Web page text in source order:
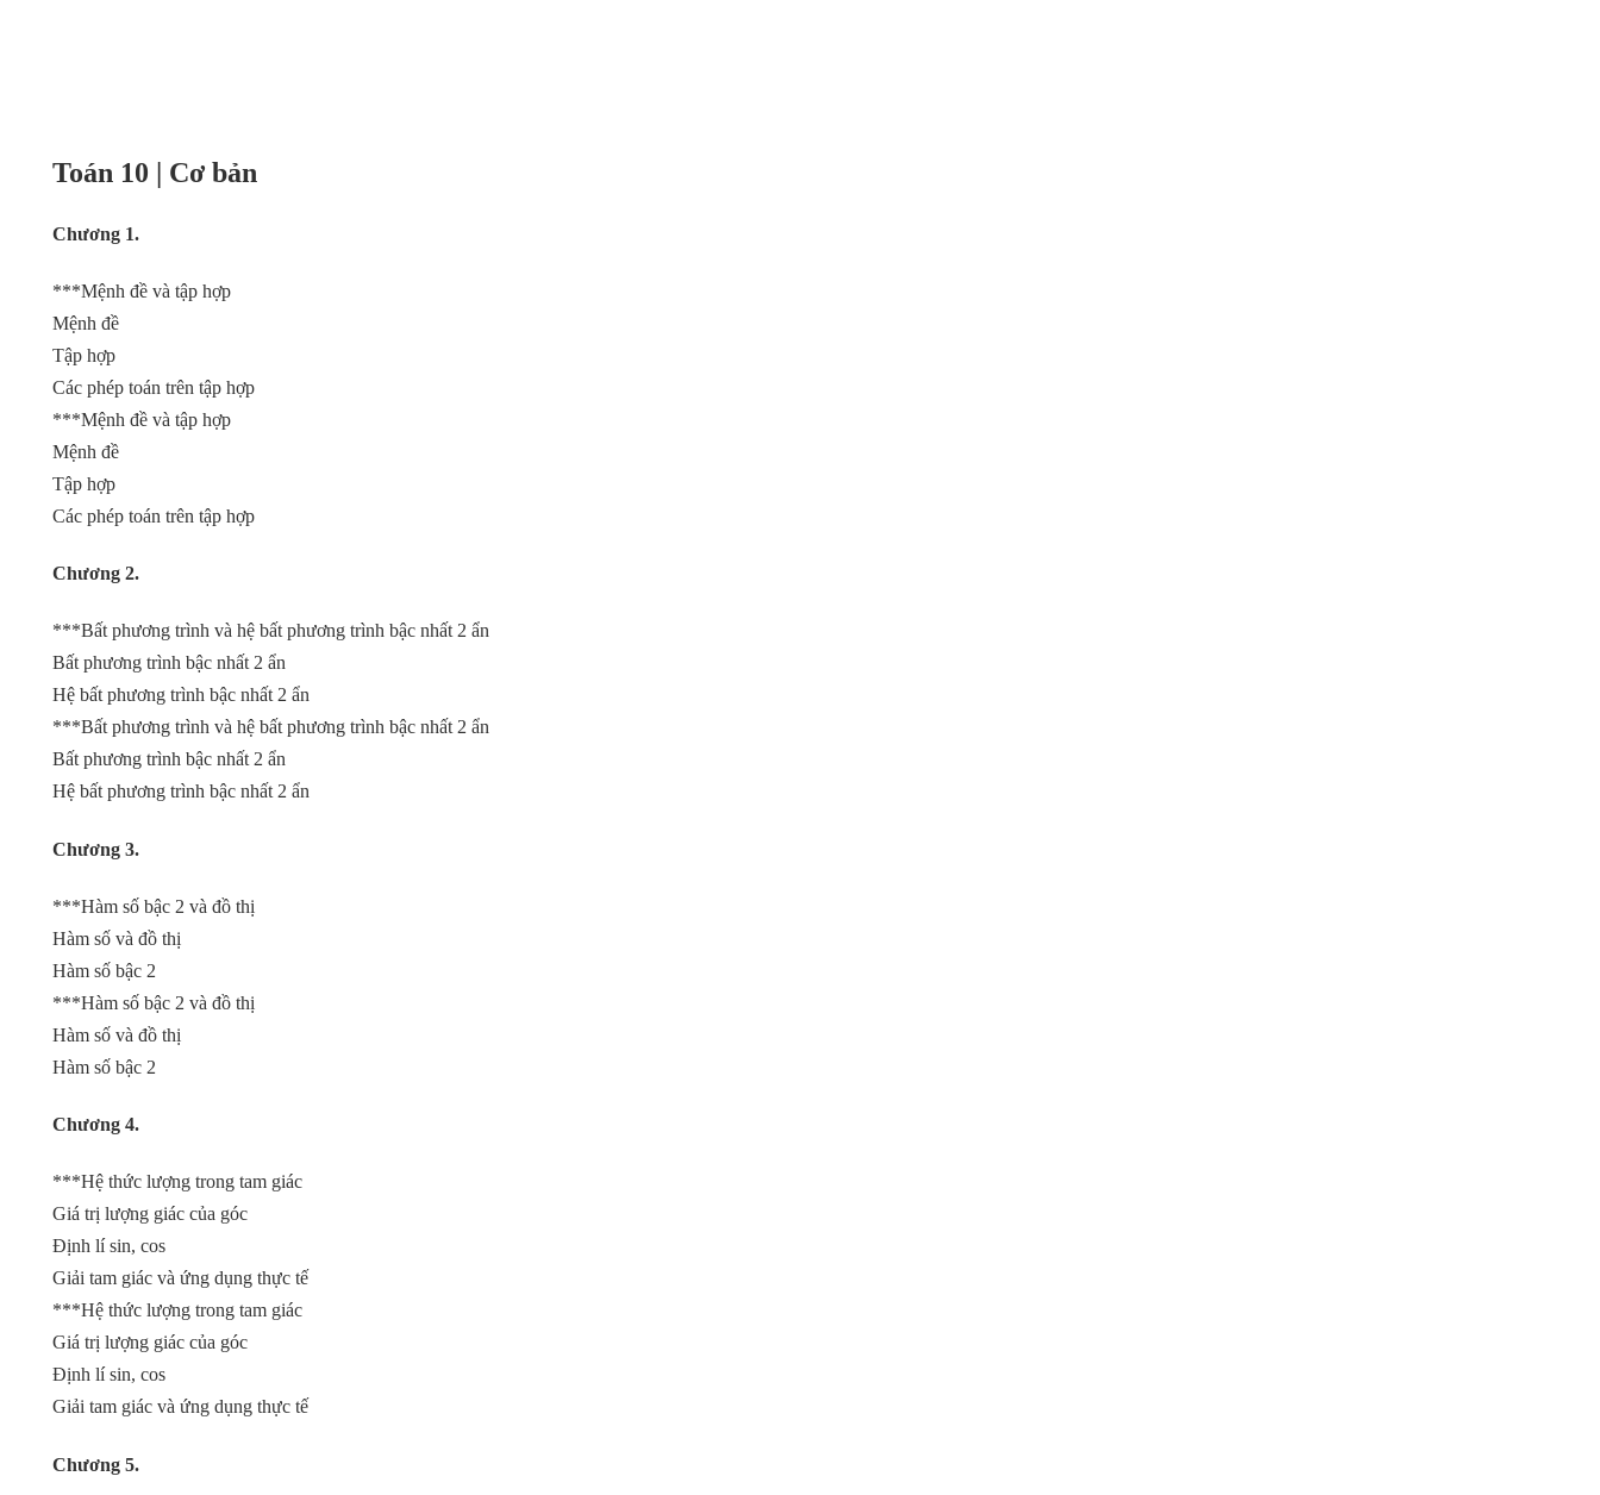
Toán 10 | Cơ bản
Chương 1.
***Mệnh đề và tập hợp
Mệnh đề
Tập hợp
Các phép toán trên tập hợp
***Mệnh đề và tập hợp
Mệnh đề
Tập hợp
Các phép toán trên tập hợp
Chương 2.
***Bất phương trình và hệ bất phương trình bậc nhất 2 ẩn
Bất phương trình bậc nhất 2 ẩn
Hệ bất phương trình bậc nhất 2 ẩn
***Bất phương trình và hệ bất phương trình bậc nhất 2 ẩn
Bất phương trình bậc nhất 2 ẩn
Hệ bất phương trình bậc nhất 2 ẩn
Chương 3.
***Hàm số bậc 2 và đồ thị
Hàm số và đồ thị
Hàm số bậc 2
***Hàm số bậc 2 và đồ thị
Hàm số và đồ thị
Hàm số bậc 2
Chương 4.
***Hệ thức lượng trong tam giác
Giá trị lượng giác của góc
Định lí sin, cos
Giải tam giác và ứng dụng thực tế
***Hệ thức lượng trong tam giác
Giá trị lượng giác của góc
Định lí sin, cos
Giải tam giác và ứng dụng thực tế
Chương 5.